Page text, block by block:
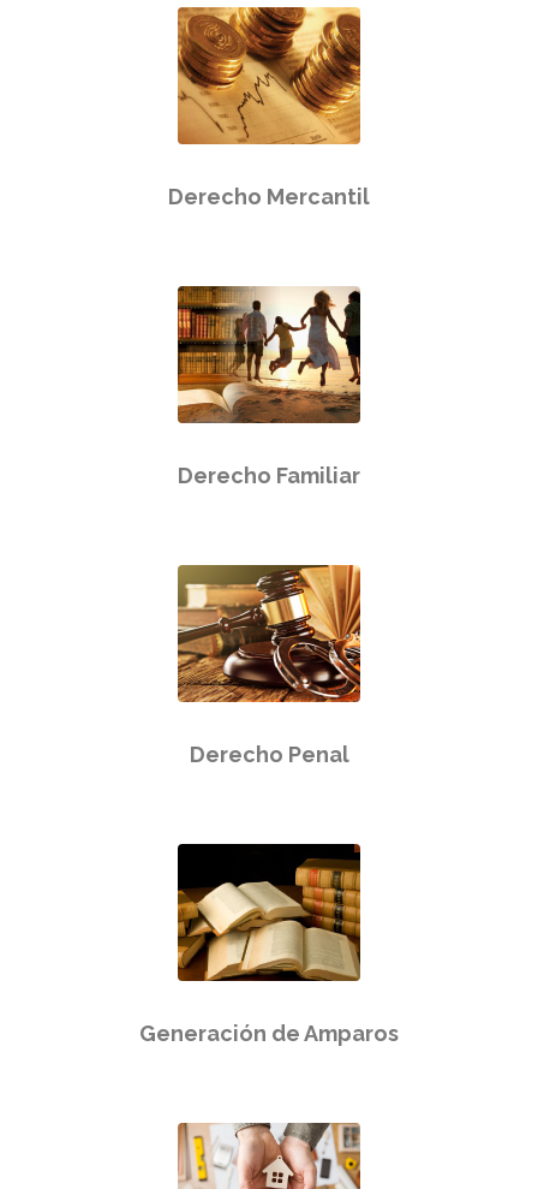
Derecho Mercantil
Derecho Familiar
Derecho Penal
Generación de Amparos